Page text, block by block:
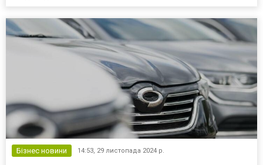
Бізнес новини 14:53, 29 листопада 2024 р.